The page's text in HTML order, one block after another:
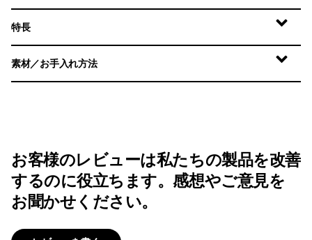
特長
素材／お手入れ方法
お客様のレビューは私たちの製品を改善
するのに役立ちます。感想やご意見を
お聞かせください。